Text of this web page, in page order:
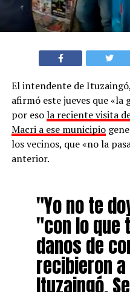
El intendente de
afirmó este jueves que «la
por esola reciente visita
Macri a ese municipio
los vecinos, que «no la
anterior.
"Yo no te
"con lo que
danos de
recibieron
Ituzaingó.